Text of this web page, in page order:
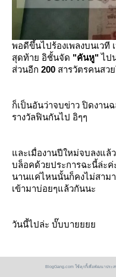
พอดีขึ้นไปร้องเพลงบนเวที
สุดท้าย อิชั้นจัด "คันหู"ไป
ส่วนอีก 200 สารวัตรคนสว
ก็เป็นอันว่าจบข่าว ปิดงาน
รางวัลฟินกันไป อิๆๆ
ละเมื่องานปีใหม่จบลงแล้
บล็อคด้วยประการฉะนี้ล่ะ
นานแค่ไหนนั้นก็คงไม่สาม
เข้ามาบ่อยๆแล้วกันนะ
วันนี้ไปล่ะ บั๊บบา
bbL'®2015©
BlogGang.com ใช้คุกกี้เพื่อพัฒนาประ